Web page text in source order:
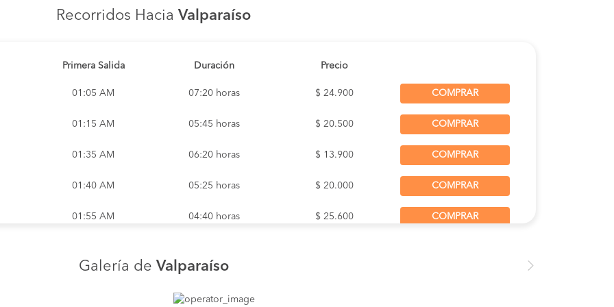
Avda. Pedro Montt # 2860,
Vlpo.tnal.of.7 e
Dirección: Av.Pedro Montt S/N Of.7 (Rodoviario)
Cru.valparaiso
Vlpo.tnal.of.1
Dirección: Turbus
Dirección: Turbus
Dirección:
Dirección:
Dirección:
Recorridos Hacia Valparaíso
Primera Salida Duración Precio
01:05 AM 07:20 horas $ 24.900 COMPRAR
01:15 AM 05:45 horas $ 20.500 COMPRAR
01:35 AM 06:20 horas $ 13.900 COMPRAR
01:40 AM 05:25 horas $ 20.000 COMPRAR
01:55 AM 04:40 horas $ 25.600 COMPRAR
Galería de Valparaíso